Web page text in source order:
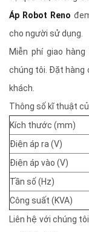
Áp Robot Reno
cho người sử dụng.
Miễn phí giao
chúng tôi. Đặt hàng
khách.
Thông số kĩ thuật
Kích thước (mm)
Điện áp ra (V)
Điện áp vào (V)
Tần số (Hz)
Công suất (KVA)
Liên hệ với chúng